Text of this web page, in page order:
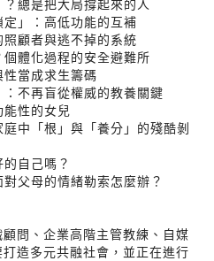
總是把大局撐起來的人
」：高低功能的互補
顧者與逃不掉的系統
體化過程的安全避難所
當成求生籌碼
不再盲從權威的教養關鍵
性的女兒
中「根」與「養分」的殘酷剝
自己嗎？
父母的情緒勒索怎麼辦？
問、企業高階主管教練、自媒
造多元共融社會，並正在進行